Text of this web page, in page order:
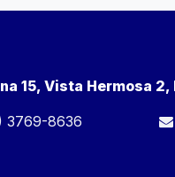
15, Vista Hermosa
3769-8636